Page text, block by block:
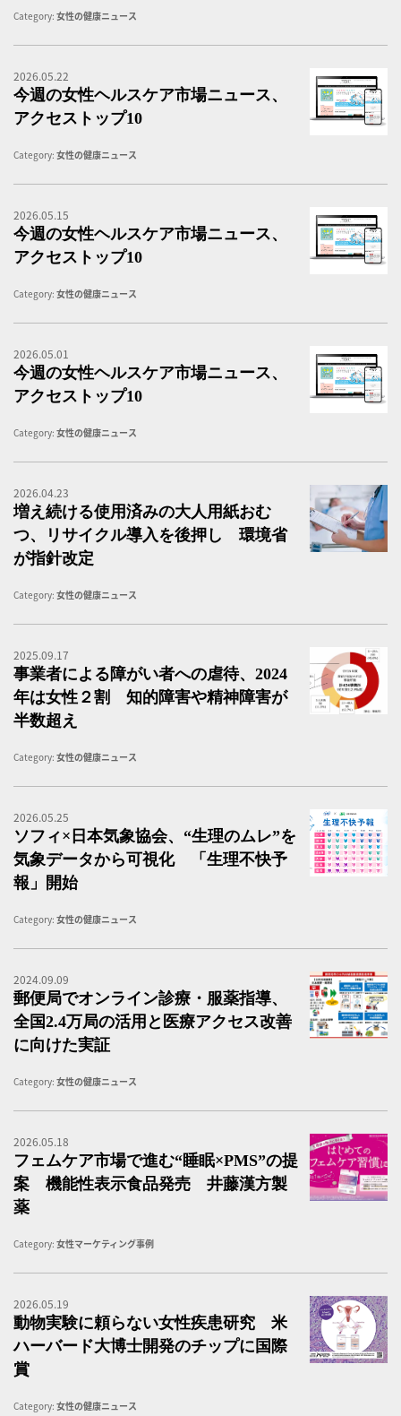
Category: 女性の健康ニュース
2026.05.22
今週の女性ヘルスケア市場ニュース、
アクセストップ10
Category: 女性の健康ニュース
2026.05.15
今週の女性ヘルスケア市場ニュース、
アクセストップ10
Category: 女性の健康ニュース
2026.05.01
今週の女性ヘルスケア市場ニュース、
アクセストップ10
Category: 女性の健康ニュース
2026.04.23
増え続ける使用済みの大人用紙おむ
つ、リサイクル導入を後押し 環境省
が指針改定
Category: 女性の健康ニュース
2025.09.17
事業者による障がい者への虐待、2024
年は女性２割 知的障害や精神障害が
半数超え
Category: 女性の健康ニュース
2026.05.25
ソフィ×日本気象協会、“生理のムレ”を
気象データから可視化 「生理不快予
報」開始
Category: 女性の健康ニュース
2024.09.09
郵便局でオンライン診療・服薬指導、
全国2.4万局の活用と医療アクセス改善
に向けた実証
Category: 女性の健康ニュース
2026.05.18
フェムケア市場で進む“睡眠×PMS”の提
案 機能性表示食品発売 井藤漢方製
薬
Category: 女性マーケティング事例
2026.05.19
動物実験に頼らない女性疾患研究 米
ハーバード大博士開発のチップに国際
賞
Category: 女性の健康ニュース